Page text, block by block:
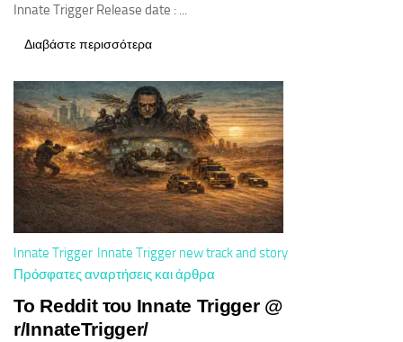
Innate Trigger Release date : ...
Διαβάστε περισσότερα
Innate Trigger Innate Trigger new track and story
Πρόσφατες αναρτήσεις και άρθρα
Το Reddit του Innate Trigger @
r/InnateTrigger/